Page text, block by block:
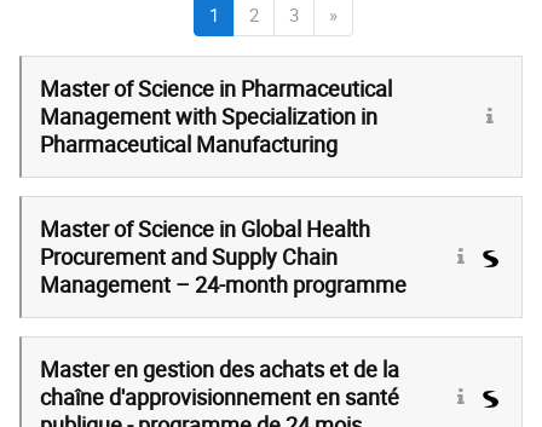
1 (actuel)
2 3 »Page suivante
Master of Science in Pharmaceutical
Management with Specialization in
Pharmaceutical Manufacturing
Master of Science in Global Health
Procurement and Supply Chain
Management – 24-month programme
Master en gestion des achats et de la
chaîne d'approvisionnement en santé